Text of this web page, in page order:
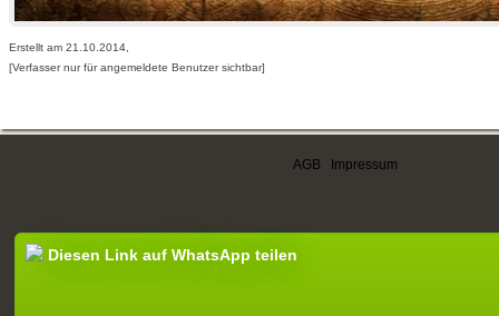
Erstellt am 21.10.2014,
[Verfasser nur für angemeldete Benutzer sichtbar]
AGB Impressum
Diesen Link auf WhatsApp teilen